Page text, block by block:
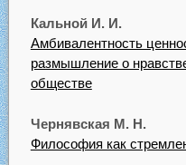
Кальной И. И.
Амбивалентность
размышление о
обществе
Чернявская М. Н.
Философия как